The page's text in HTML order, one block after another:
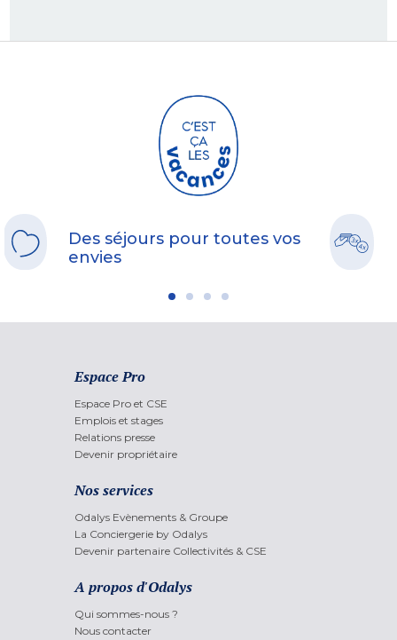
Des séjours pour toutes vos
envies
Espace Pro
Espace Pro et CSE
Emplois et stages
Relations presse
Devenir propriétaire
Nos services
Odalys Evènements & Groupe
La Conciergerie by Odalys
Devenir partenaire Collectivités & CSE
A propos d'Odalys
Qui sommes-nous ?
Nous contacter